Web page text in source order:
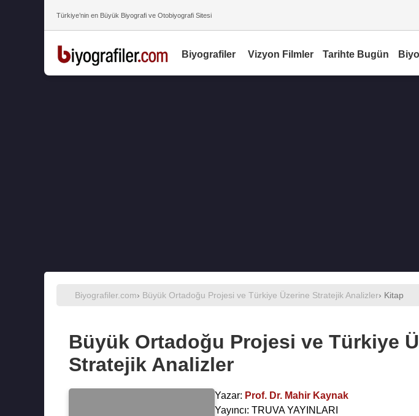
Türkiye’nin en Büyük Biyografi ve Otobiyografi Sitesi
Biyografiler Vizyon Filmler Tarihte Bugün
Biyografiler.com› Büyük Ortadoğu Projesi ve Türkiye Üzerine Stratejik Analizler› Kitap
Büyük Ortadoğu Projesi ve Türkiye
Stratejik Analizler
Yazar: Prof. Dr. Mahir Kaynak
Yayıncı: TRUVA YAYINLARI